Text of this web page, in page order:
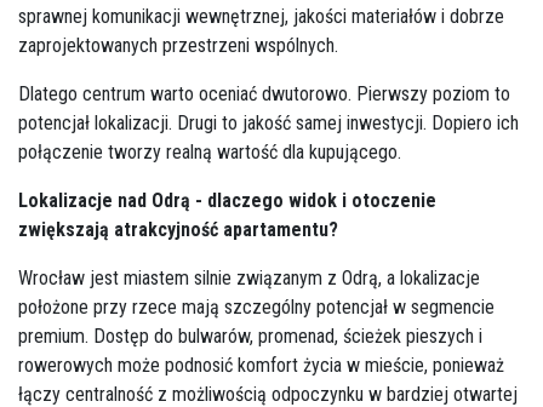
sprawnej komunikacji wewnętrznej, jakości materiałów i dobrze
zaprojektowanych przestrzeni wspólnych.
Dlatego centrum warto oceniać dwutorowo. Pierwszy poziom to
potencjał lokalizacji. Drugi to jakość samej inwestycji. Dopiero ich
połączenie tworzy realną wartość dla kupującego.
Lokalizacje nad Odrą - dlaczego widok i otoczenie
zwiększają atrakcyjność apartamentu?
Wrocław jest miastem silnie związanym z Odrą, a lokalizacje
położone przy rzece mają szczególny potencjał w segmencie
premium. Dostęp do bulwarów, promenad, ścieżek pieszych i
rowerowych może podnosić komfort życia w mieście, ponieważ
łączy centralność z możliwością odpoczynku w bardziej otwartej